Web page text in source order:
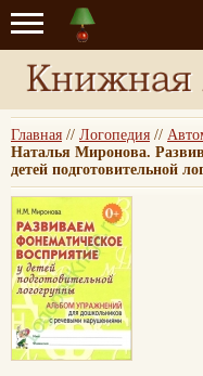
Главная // Логопедия //
Наталья Миронова.
детей подготовительной